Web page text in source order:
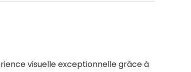
visuelle exceptionnelle grâce à